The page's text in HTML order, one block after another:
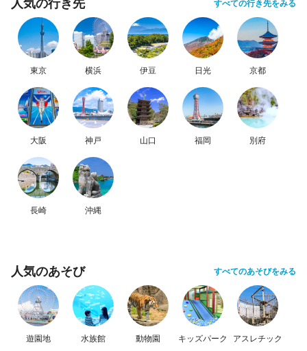
すべての行き先をみる
東京 横浜 伊豆 日光 京都
大阪 神戸 山口 福岡 別府
長崎 沖縄
人気のあそび すべてのあそびをみる
遊園地 水族館 動物園 キッズパーク アスレチック